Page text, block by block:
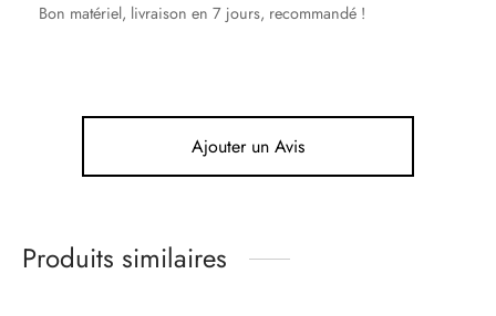
Bon matériel, livraison en 7 jours, recommandé !
Ajouter un Avis
Produits similaires